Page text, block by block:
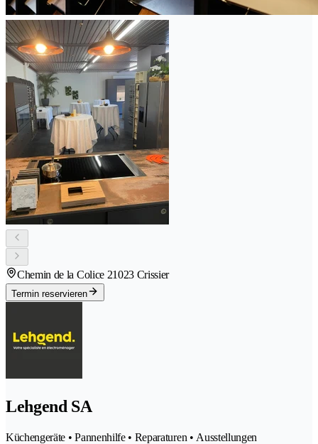
Chemin de la Colice 21023 Crissier
Termin reservieren
Lehgend SA
Küchengeräte • Pannenhilfe • Reparaturen • Ausstellungen